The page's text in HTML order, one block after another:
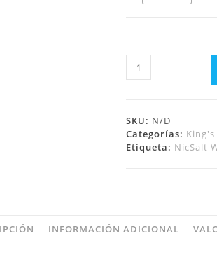
SKU: N/D
Categorías:
Etiqueta: NicSalt
INFORMACIÓN ADICIONAL